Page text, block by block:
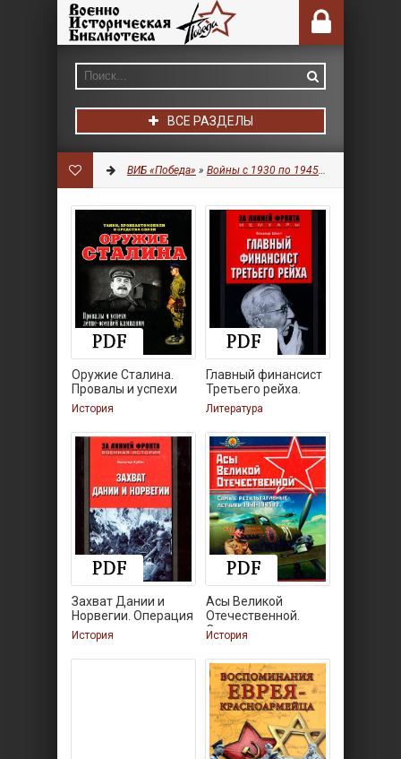
ВСЕ РАЗДЕЛЫ
ВИБ «Победа» » Войны с 1930 по 1945 гг.
Оружие Сталина.
Провалы и успехи
История
Главный финансист
Третьего рейха.
Литература
Захват Дании и
Норвегии. Операция
История
Асы Великой
Отечественной.
Самые
История